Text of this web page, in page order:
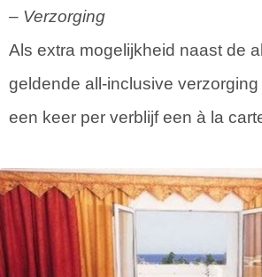
– Verzorging
Als extra mogelijkheid naast de
geldende all-inclusive
een keer per verblijf een à la